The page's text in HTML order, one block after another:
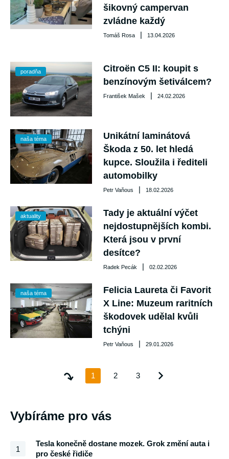
šikovný campervan
zvládne každý
Tomáš Rosa | 13.04.2026
poradňa
Citroën C5 II: koupit s
benzínovým šetiválcem?
František Mašek | 24.02.2026
naša téma
Unikátní laminátová
Škoda z 50. let hledá
kupce. Sloužila i řediteli
automobilky
Petr Vaňous | 18.02.2026
aktuality
Tady je aktuální výčet
nejdostupnějších kombi.
Která jsou v první
desítce?
Radek Pecák | 02.02.2026
naša téma
Felicia Laureta či Favorit
X Line: Muzeum raritních
škodovek udělal kvůli
tchýni
Petr Vaňous | 29.01.2026
1 2 3
Vybíráme pro vás
1
Tesla konečně dostane mozek. Grok změní auta i
pro české řidiče